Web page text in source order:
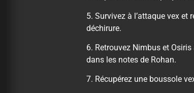
5. Survivez à l’attaque vex et
déchirure.
6. Retrouvez Nimbus et
dans les notes de Rohan.
7. Récupérez une boussole